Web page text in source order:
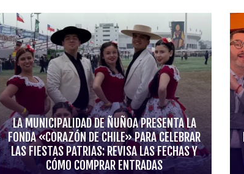
LA MUNICIPALIDAD DE ÑUÑOA PRESENTA LA
FONDA «CORAZÓN DE CHILE» PARA CELEBRAR
LAS FIESTAS PATRIAS: REVISA LAS FECHAS Y
CÓMO COMPRAR ENTRADAS